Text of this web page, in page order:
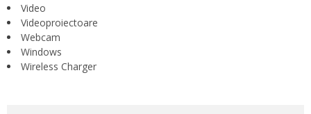
Video
Videoproiectoare
Webcam
Windows
Wireless Charger